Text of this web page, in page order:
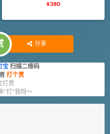
¥380
分享
宝 扫描二维码
打个赏
打赏
“打”我呀～